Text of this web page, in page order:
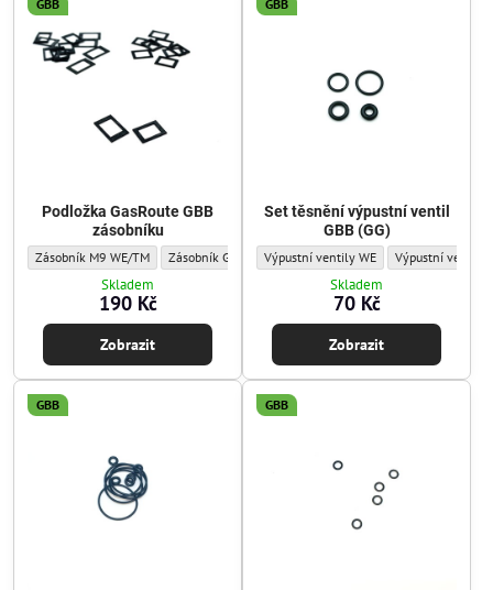
GBB
Podložka GasRoute GBB
zásobníku
Podložka GasRoute GBB zásobníku - Sada těsnění/o-kroužků:
Zásobník M9 WE/TM Podložka GasRoute GBB zásobníku - Sada těsnění/o-
Zásobník Glock WE/TM Podložka GasRoute GBB
Zásobník AR15 WE
Skladem
190 Kč
Zobrazit
GBB
Set těsnění výpustní ventil
GBB (GG)
Set těsnění výpustní ventil GBB (GG) -
Výpustní ventily WE Set těsnění
Výpustní ventily
Skladem
70 Kč
Zobrazit
GBB GBB